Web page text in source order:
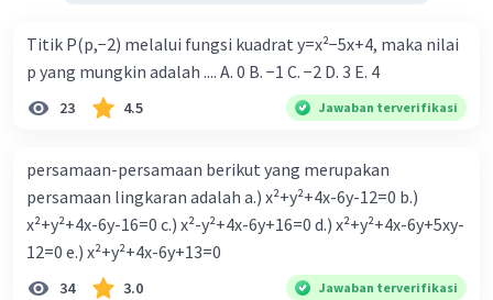
Titik P(p,−2) melalui fungsi kuadrat y=x²−5x+4, maka nilai
p yang mungkin adalah .... A. 0 B. −1 C. −2 D. 3 E. 4
23 4.5 Jawaban terverifikasi
persamaan-persamaan berikut yang merupakan
persamaan lingkaran adalah a.) x²+y²+4x-6y-12=0 b.)
x²+y²+4x-6y-16=0 c.) x²-y²+4x-6y+16=0 d.) x²+y²+4x-6y+5xy-
12=0 e.) x²+y²+4x-6y+13=0
34 3.0 Jawaban terverifikasi